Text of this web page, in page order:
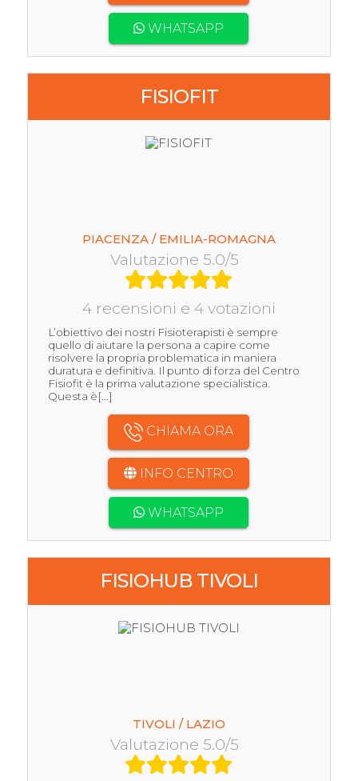
WHATSAPP
FISIOFIT
PIACENZA / EMILIA-ROMAGNA
Valutazione 5.0/5
4 recensioni e 4 votazioni
L’obiettivo dei nostri Fisioterapisti è sempre
quello di aiutare la persona a capire come
risolvere la propria problematica in maniera
duratura e definitiva. Il punto di forza del Centro
Fisiofit è la prima valutazione specialistica.
Questa è[...]
CHIAMA ORA
INFO CENTRO
WHATSAPP
FISIOHUB TIVOLI
TIVOLI / LAZIO
Valutazione 5.0/5